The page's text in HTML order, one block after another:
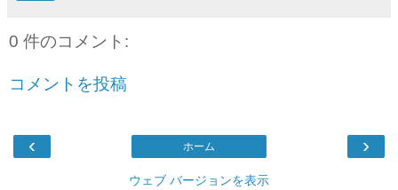
0 件のコメント:
コメントを投稿
‹ ›
ホーム
ウェブ バージョンを表示